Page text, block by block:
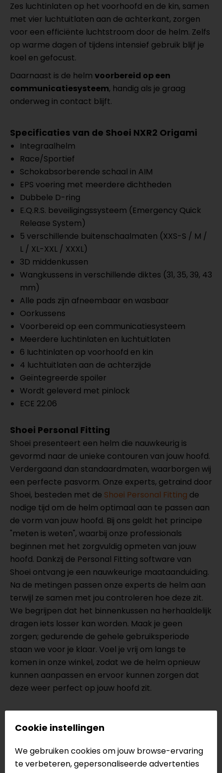
Zes luchtinlaten op het voorhoofd en de kin, samen
met vier luchtuitlaten aan de achterkant, zorgen
voor een efficiënte luchtstroom door de helm. Zelfs
op warme dagen of tijdens intensief gebruik blijf je
koel en gefocust.
Daarnaast is de helm voorbereid op een
communicatiesysteem, handig als je graag
onderweg in contact blijft.
Specificaties van de Shoei NXR2 Origami
Integraalhelm
Race/Sportief
Schokabsorberende schaal in AIM
EPS voering met meerdere dichtheden
Dubbele D-ring
E.Q.R.S. beveiligingssysteem (Emergency Quick
Release System)
5 verschillende buitenschaalmaten (XXS-S / M /
L / XL-XXL / XXXL)
3D middenkussen
Wangkussens in verschillende diktes (31, 35, 39, 43
mm)
Alle pads zijn afneembaar en wasbaar
Oorkussens
Voorbereid op een communicatiesysteem
Meerdere luchtinlaten en luchtuitlaten
6 Iuchtinlaten op voorhoofd en kin
4 luchtuitlaten aan de achterzijde
Geïntegreerde spoiler
Wordt geleverd met pinlock
ECE 22.06
Shoei Personal Fitting
Shoei presenteert een helm die nauwkeurig is
gevormd naar de unieke contouren van jouw hoofd.
Verdergaand dan standaardmaten, waarborgen wij
een perfecte pasvorm. Onze experts, getraind door
Shoei, besteden met de Shoei Personal Fitting de
nodige tijd om de helm optimaal aan te passen aan
de vorm van jouw hoofd. Bij ons geldt het principe
"meten is weten", waarbij onze professionals
beginnen met het zorgvuldig opmeten van jouw
hoofd. Dankzij de Personal Fitting software van
Shoei ontvang je een nauwkeurige maataanduiding.
Na de metingen passen onze experts de helm aan
terwijl ze samen met jou controleren hoe deze zit.
We begrijpen dat het binnenkussen na herhaaldelijk
dragen iets losser kan worden. Maak je geen
zorgen; gedurende de gehele gebruiksperiode
staan we voor je klaar. Voel je vrij om langs te
komen in onze winkel, zodat we de helm opnieuw
kunnen aanpassen en ervoor kunnen zorgen dat
deze weer perfect op jouw hoofd zit.
Heb je meer informatie nodig over dit product?
Neem dan contact
met ons op of kom langs in één
van
onze winkels
in Breda, Capelle aan den IJssel,
Cookie instellingen
We gebruiken cookies om jouw browse-ervaring
te verbeteren, gepersonaliseerde advertenties